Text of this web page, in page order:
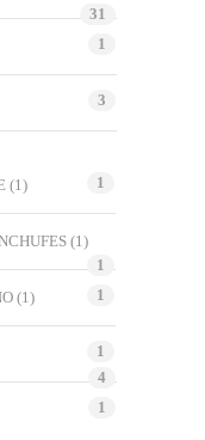
31
1
3
(1) 1
(1)
1
(1) 1
1
4
1